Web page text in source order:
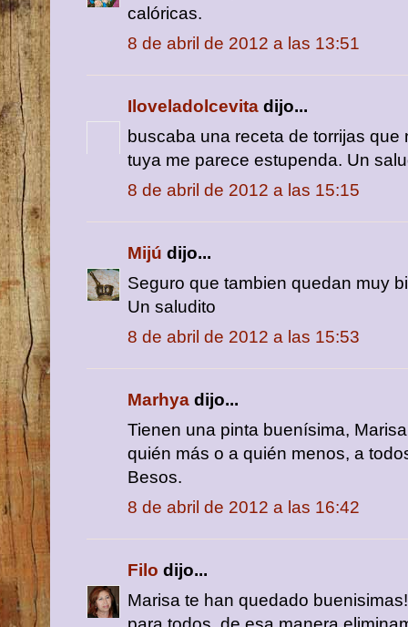
calóricas.
8 de abril de 2012 a las 13:51
Iloveladolcevita dijo...
buscaba una receta de torrijas que
tuya me parece estupenda. Un
8 de abril de 2012 a las 15:15
Mijú dijo...
Seguro que tambien quedan muy
Un saludito
8 de abril de 2012 a las 15:53
Marhya dijo...
Tienen una pinta buenísima,
quién más o a quién menos, a
Besos.
8 de abril de 2012 a las 16:42
Filo dijo...
Marisa te han quedado